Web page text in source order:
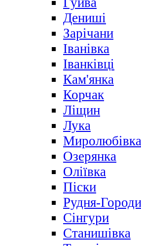
Дениші
Зарічани
Іванівка
Іванківці
Кам'янка
Корчак
Ліщин
Лука
Миролюбівка
Озерянка
Оліївка
Піски
Рудня-
Сінгури
Станишівка